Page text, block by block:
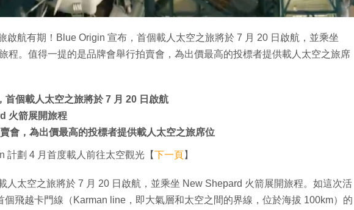
啟航有期！Blue Origin 宣布，首個載人太空之旅將於 7 月 20 日啟航，並乘坐
程。值得一提的是品牌會舉行拍賣會，為出價最高的投標者提供載人太空之旅席
首個載人太空之旅將於 7 月 20 日啟航
火箭展開旅程
會，為出價最高的投標者提供載人太空之旅席位
計劃 4 月首度載人前往太空觀光【下一頁】
人太空之旅將於 7 月 20 日啟航，並乘坐 New Shepard 火箭展開旅程。如這次活
個飛越卡門線（Karman line，即大氣層和太空之間的界線，位於海拔 100km）的